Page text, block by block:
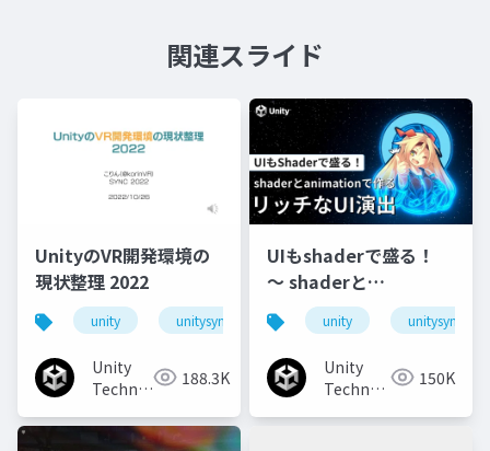
関連スライド
UnityのVR開発環境の
現状整理 2022
unity unitysync
Unity
Technologies188.3K
UIもshaderで盛る！
〜 shaderと
animationで作るリッ
チなUI演出
unity unitysync
Unity
Technologies150K